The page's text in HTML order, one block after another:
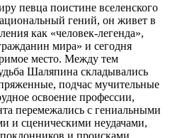
певца поистине вселенского
гений, он живет в
как «человек-легенда»,
мира» и сегодня
место. Между тем
Шаляпина складывались
подчас мучительные
освоение профессии,
перемежались с гениальными
и сценическими неудачами,
и происками